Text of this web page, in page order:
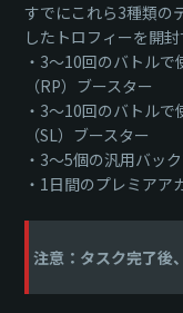
すでにこれら3種類の
したトロフィーを開
・3～10回のバトル
（RP）ブースター
・3～10回のバトル
（SL）ブースター
・3～5個の汎用バッ
・1日間のプレミアア
注意：タスク完了後